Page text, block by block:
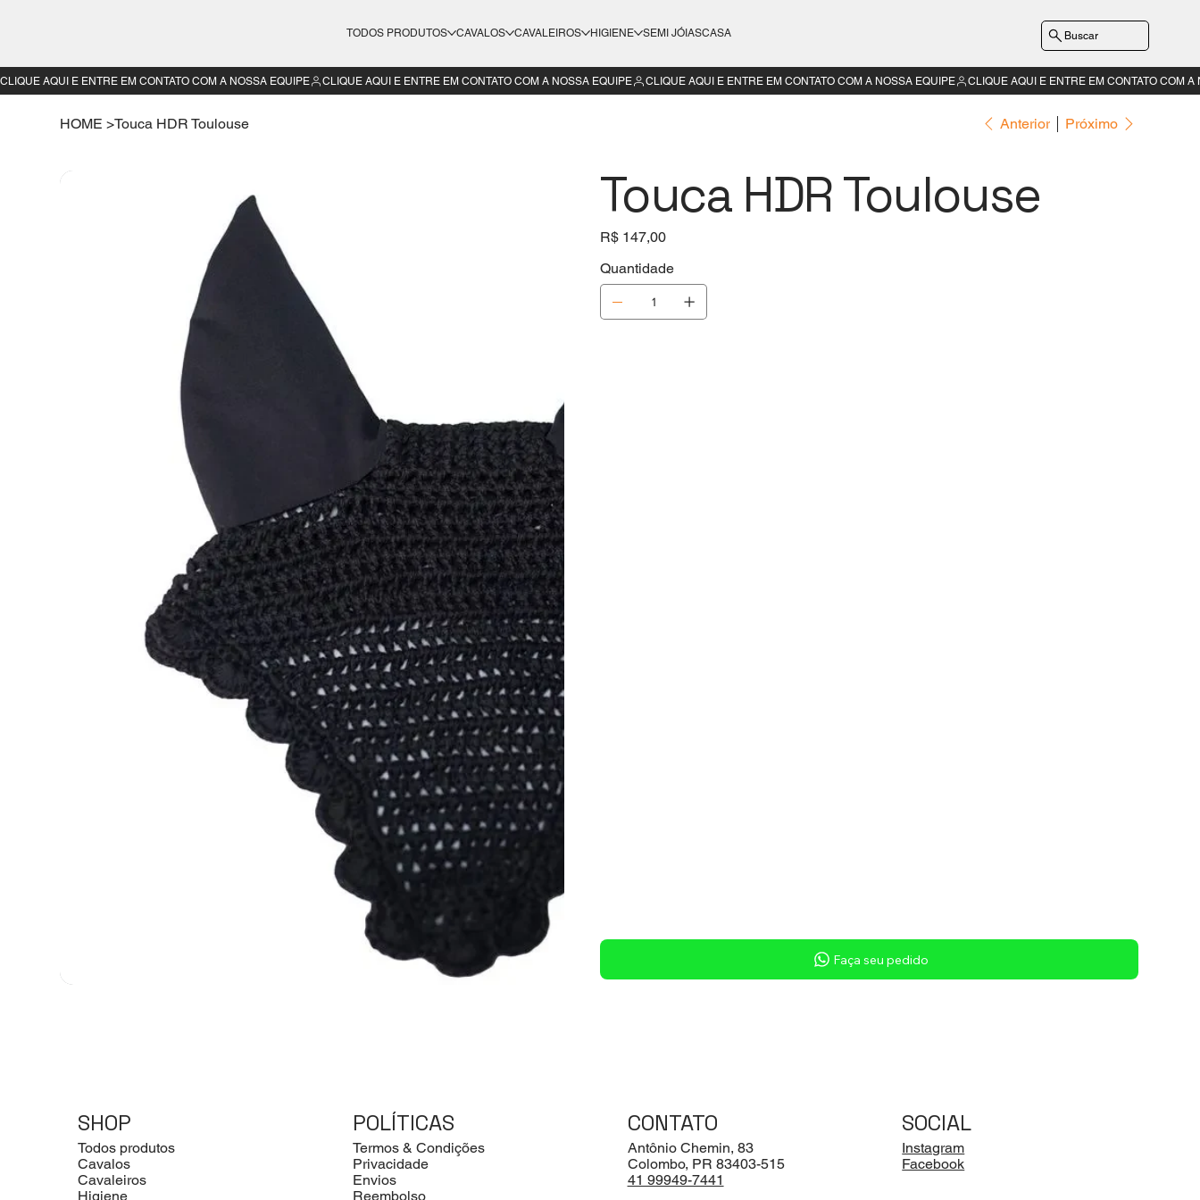
TODOS PRODUTOS CAVALOS CAVALEIROS HIGIENE SEMI JÓIASCASA Buscar
HOME >Touca HDR Toulouse Anterior Próximo
Touca HDR Toulouse
Preço
R$ 147,00
Quantidade
Faça seu pedido
CLIQUE AQUI E ENTRE EM CONTATO COM A NOSSA EQUIPE
SHOP
Todos produtos
Cavalos
Cavaleiros
Higiene
POLÍTICAS
Termos & Condições
Privacidade
Envios
Reembolso
CONTATO
Antônio Chemin, 83
Colombo, PR 83403-515
41 99949-7441
SOCIAL
Instagram
Facebook